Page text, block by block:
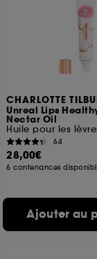
CHARLOTTE
Unreal Lips
Nectar Oil
Huile pour les
64
28,00€
6 contenances
Ajouter au